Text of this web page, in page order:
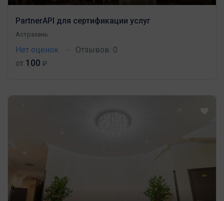
PartnerAPI для сертификации услуг
Астрахань
Нет оценок
Отзывов: 0
от 100 ₽